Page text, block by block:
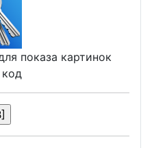
показа картинок